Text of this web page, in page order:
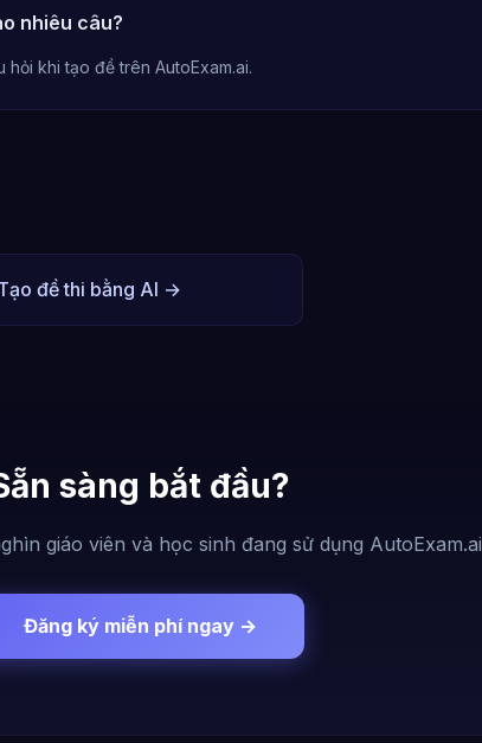
nhiêu câu?
khi tạo đề trên AutoExam.ai.
đề thi bằng AI →
sàng bắt đầu?
giáo viên và học sinh đang sử dụng AutoExam.ai
Đăng ký miễn phí ngay →